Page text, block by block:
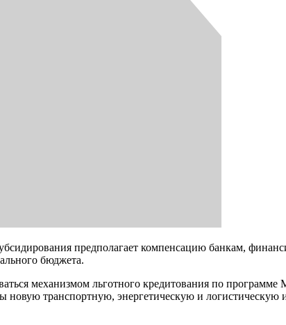
предполагает компенсацию банкам,
бюджета.
механизмом льготного кредитования по программе
транспортную, энергетическую и логистическую